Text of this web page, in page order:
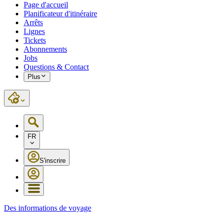
Page d'accueil
Planificateur d'itinéraire
Arrêts
Lignes
Tickets
Abonnements
Jobs
Questions & Contact
Plus
FR
S'inscrire
Des informations de voyage